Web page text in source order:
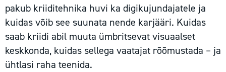
pakub kriiditehnika huvi ka digikujundajatele ja
kuidas võib see suunata nende karjääri. Kuidas
saab kriidi abil muuta ümbritsevat visuaalset
keskkonda, kuidas sellega vaatajat rõõmustada – ja
ühtlasi raha teenida.